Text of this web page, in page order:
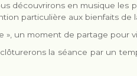
découvrirons en musique les
particulière aux bienfaits de
un moment de partage pour
la séance par un